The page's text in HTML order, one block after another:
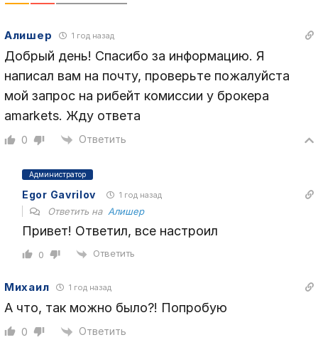
Алишер 1 год назад
Добрый день! Спасибо за информацию. Я
написал вам на почту, проверьте пожалуйста
мой запрос на рибейт комиссии у брокера
amarkets. Жду ответа
0 Ответить
Администратор
Egor Gavrilov 1 год назад
Ответить на Алишер
Привет! Ответил, все настроил
0 Ответить
Михаил 1 год назад
А что, так можно было?! Попробую
0 Ответить